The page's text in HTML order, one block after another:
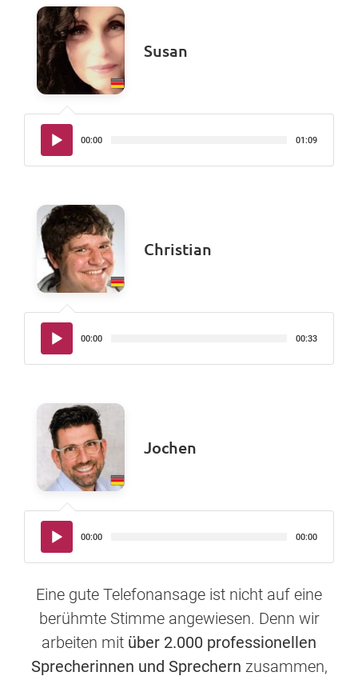
Susan
Audio-
Player
00:00 01:09
Christian
Audio-
Player
00:00 00:33
Jochen
Audio-
Player
00:00 00:00
Eine gute Telefonansage ist nicht auf eine
berühmte Stimme angewiesen. Denn wir
arbeiten mit über 2.000 professionellen
Sprecherinnen und Sprechern zusammen,